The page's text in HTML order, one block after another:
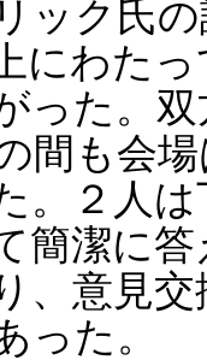
ック氏の
にわた
った。
間も会
。２人
簡潔に
、意見
った。